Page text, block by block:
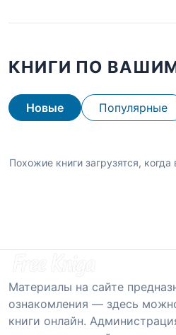
КНИГИ ПО
Новые Популярные
Похожие книги загрузятся,
Материалы на сайте
ознакомления — здесь
книги онлайн.